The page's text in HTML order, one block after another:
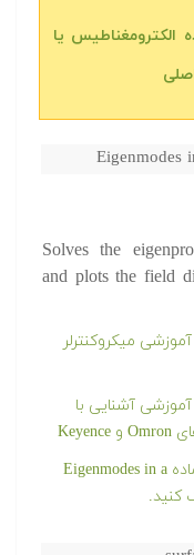
الکترومغناطیس یا
Eigenmodes
Solves the
and plots the field
میکروکنترلر
آشنایی با
دانلود رایگان کد و پروژه آماده Eigenmodes in a